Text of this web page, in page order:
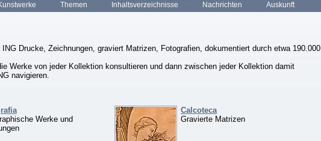
Themen Inhaltsverzeichnisse Nachrichten Auskunft
ING Drucke, Zeichnungen, graviert Matrizen, Fotografien, dokumentiert durch etwa 190.000
Werke von jeder Kollektion konsultieren und dann zwischen jeder Kollektion damit
navigieren.
Werke und
Calcoteca
Gravierte Matrizen